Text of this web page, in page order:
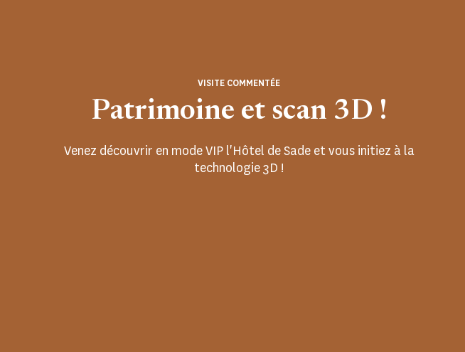
Patrimoine et scan 3D !
VISITE COMMENTÉE
Venez découvrir en mode VIP l'Hôtel de Sade et vous initiez à la
technologie 3D !